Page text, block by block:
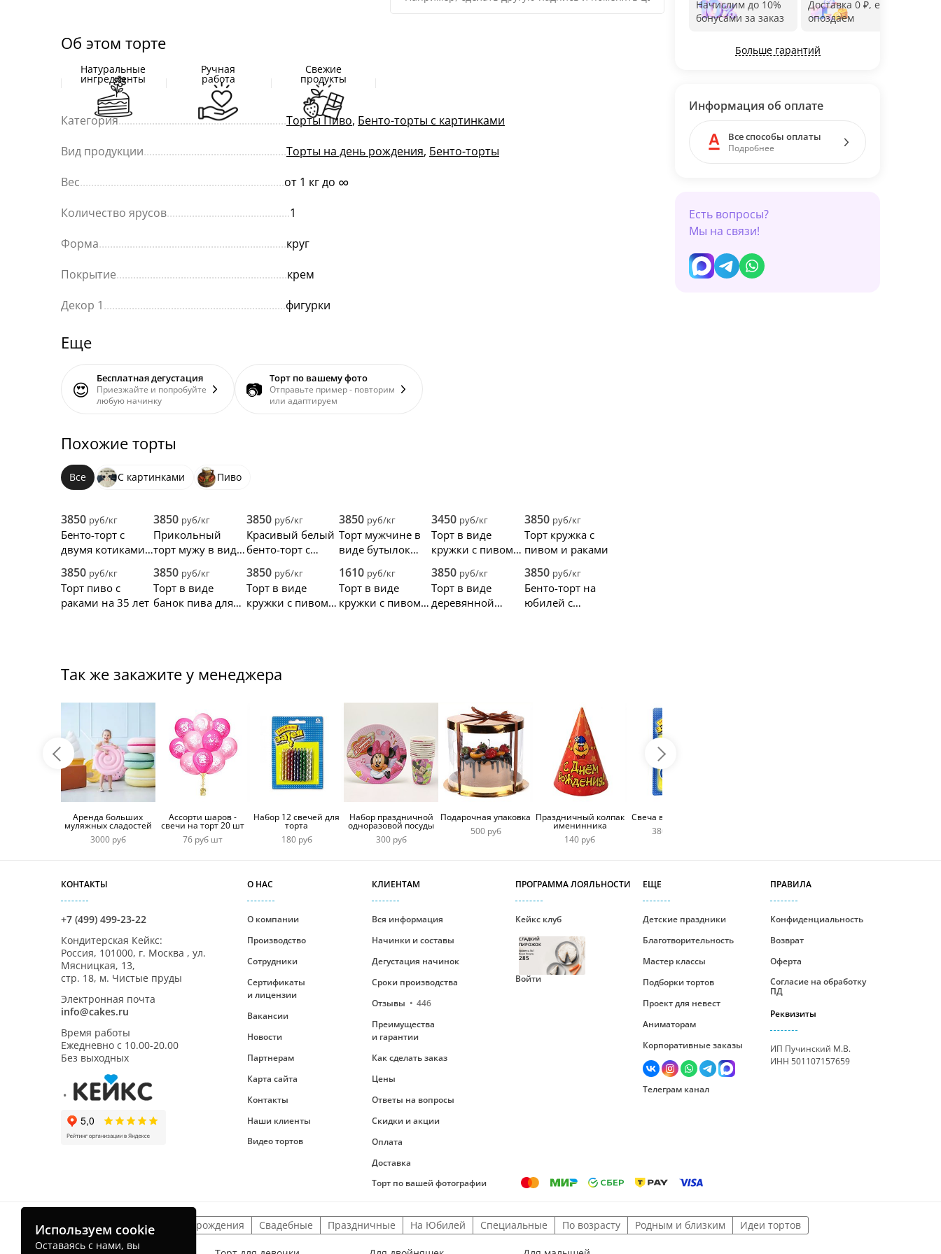
Начислим до 10%
бонусами за заказ
Доставка 0 ₽, если
опоздаем
Больше гарантий
Информация об оплате
Все способы оплаты
Подробнее
Есть вопросы?
Мы на связи!
Об этом торте
Натуральные
ингредиенты
Ручная
работа
Свежие
продукты
Категория............................................................Торты Пиво, Бенто-торты с картинками
Вид продукции...................................................Торты на день рождения, Бенто-торты
Вес.........................................................................от 1 кг до ∞
Количество ярусов............................................1
Форма...................................................................круг
Покрытие.............................................................крем
Декор 1.................................................................фигурки
Еще
😍 Бесплатная дегустация
Приезжайте и попробуйте
любую начинку
📷 Торт по вашему фото
Отправьте пример - повторим
или адаптируем
Похожие торты
Все С картинками Пиво
3850 руб/кг
Бенто-торт с
двумя котиками
рождения
3850 руб/кг
Прикольный
торт мужу в виде
30 лет
3850 руб/кг
Красивый белый
бенто-торт с
3850 руб/кг
Торт мужчине в
виде бутылок
3450 руб/кг
Торт в виде
кружки с пивом и
Алексея
3850 руб/кг
Торт кружка с
пивом и раками
3850 руб/кг
Торт пиво с
раками на 35 лет
3850 руб/кг
Торт в виде
банок пива для
3850 руб/кг
Торт в виде
кружки с пивом,
1610 руб/кг
Торт в виде
кружки с пивом
3850 руб/кг
Торт в виде
деревянной
3850 руб/кг
Бенто-торт на
юбилей с
Так же закажите у менеджера
Аренда больших
муляжных сладостей
3000 руб
Ассорти шаров -
свечи на торт 20 шт
76 руб шт
Набор 12 свечей для
торта
180 руб
Набор праздничной
одноразовой посуды
300 руб
Подарочная упаковка
500 руб
Праздничный колпак
именинника
140 руб
Свеча в виде цифры
380 руб шт
КОНТАКТЫ
+7 (499) 499-23-22
Кондитерская Кейкс:
Россия, 101000, г. Москва , ул.
Мясницкая, 13,
стр. 18, м. Чистые пруды
Электронная почта
info@cakes.ru
Время работы
Ежедневно с 10.00-20.00
Без выходных
О НАС
О компании
Производство
Сотрудники
Сертификаты
и лицензии
Вакансии
Новости
Партнерам
Карта сайта
Контакты
Наши клиенты
Видео тортов
КЛИЕНТАМ
Вся информация
Начинки и составы
Дегустация начинок
Сроки производства
Отзывы
446
Преимущества
и гарантии
Как сделать заказ
Цены
Ответы на вопросы
Скидки и акции
Оплата
Доставка
Торт по вашей фотографии
ПРОГРАММА ЛОЯЛЬНОСТИ
Кейкс клуб
СЛАДКИЙ
ПИРОЖОК
Уровень №1
Ваши бонусы
285
Войти
ЕЩЕ
Детские праздники
Благотворительность
Мастер классы
Подборки тортов
Проект для невест
Аниматорам
Корпоративные заказы
Телеграм канал
ПРАВИЛА
Конфиденциальность
Возврат
Оферта
Согласие на обработку
ПД
Реквизиты
ИП Пучинский М.В.
ИНН 501107157659
Детские торты На день рождения Свадебные Праздничные На Юбилей Специальные По возрасту Родным и близким Идеи тортов
Используем cookie
Оставаясь с нами, вы